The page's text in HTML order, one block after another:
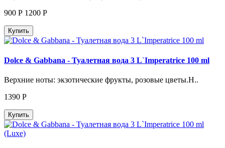
900 Р 1200 Р
Купить
Dolce & Gabbana - Туалетная вода 3 L`Imperatrice 100 ml
Верхние ноты: экзотические фрукты, розовые цветы.Н..
1390 Р
Купить